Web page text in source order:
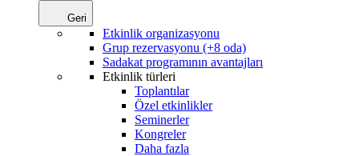
Geri
Etkinlik organizasyonu
Grup rezervasyonu (+8 oda)
Sadakat programının avantajları
Etkinlik türleri
Toplantılar
Özel etkinlikler
Seminerler
Kongreler
Daha fazla